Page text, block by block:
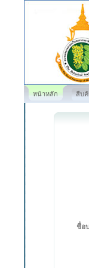
หน้าหลัก สืบ
ชื่อ